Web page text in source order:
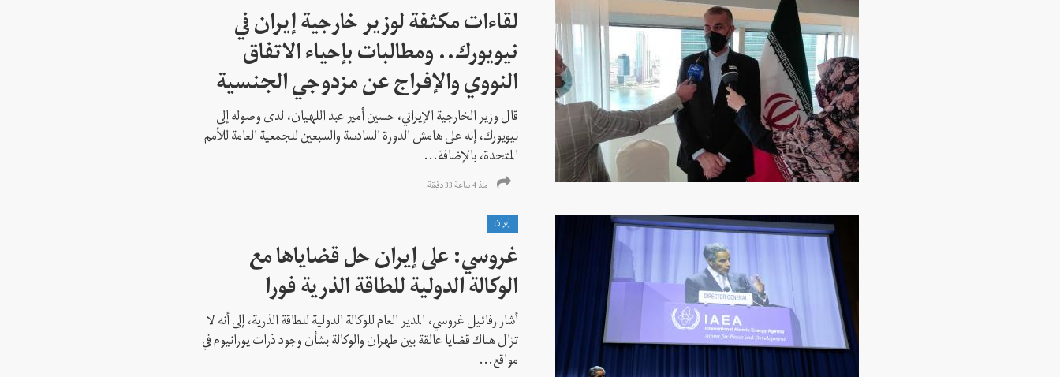
لقاءات مكثفة لوزير خارجية إيران في
نيويورك.. ومطالبات بإحياء الاتفاق
النووي والإفراج عن مزدوجي الجنسية
قال وزير الخارجية الإيراني، حسين أمير عبد اللهيان، لدى وصوله إلى
نيويورك، إنه على هامش الدورة السادسة والسبعين للجمعية العامة للأمم
المتحدة، بالإضافة...
منذ 4 ساعة 33 دقیقة
إيران
غروسي: على إيران حل قضاياها مع
الوكالة الدولية للطاقة الذرية فورا
أشار رفائيل غروسي، المدير العام للوكالة الدولية للطاقة الذرية، إلى أنه لا
تزال هناك قضايا عالقة بين طهران والوكالة بشأن وجود ذرات يورانيوم في
مواقع...